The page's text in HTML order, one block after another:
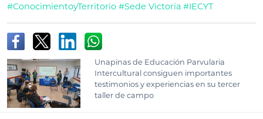
#ConocimientoyTerritorio #Sede Victoria #IECYT
Unapinas de Educación Parvularia
Intercultural consiguen importantes
testimonios y experiencias en su tercer
taller de campo